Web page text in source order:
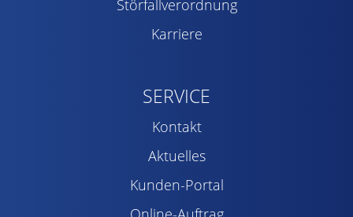
Störfallverordnung
Karriere
SERVICE
Kontakt
Aktuelles
Kunden-Portal